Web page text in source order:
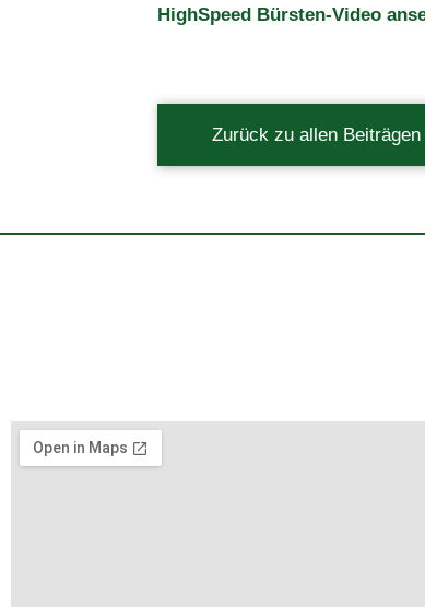
HighSpeed Bürsten-Video
Zurück zu allen Beiträgen